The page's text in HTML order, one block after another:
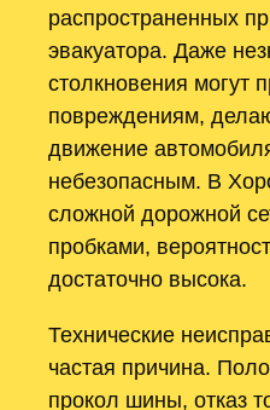
распространенных
эвакуатора. Даже
столкновения могут
повреждениям,
движение
небезопасным. В
сложной дорожной
пробками,
достаточно высока.
Технические
частая причина.
прокол шины, отказ